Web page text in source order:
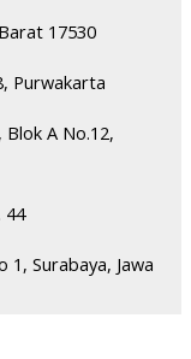
17530
Purwakarta
Blok A No.12,
44
1, Surabaya, Jawa